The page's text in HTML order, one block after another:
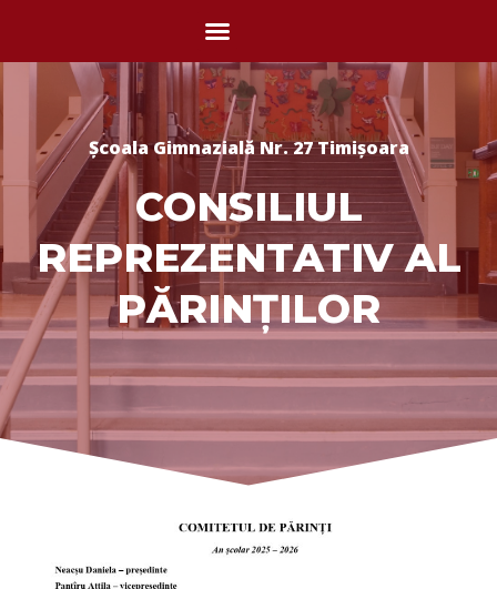
Școala Gimnazială Nr. 27 Timișoara
CONSILIUL
REPREZENTATIV AL
PĂRINȚILOR